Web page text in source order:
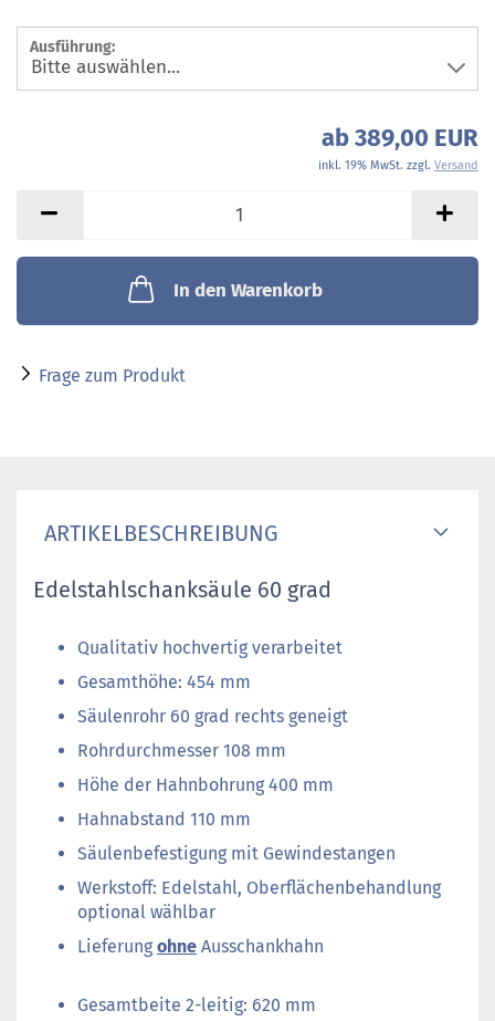
Ausführung:
ab 389,00 EUR
inkl. 19% MwSt. zzgl. Versand
In den Warenkorb
Frage zum Produkt
ARTIKELBESCHREIBUNG
Edelstahlschanksäule 60 grad
Qualitativ hochvertig verarbeitet
Gesamthöhe: 454 mm
Säulenrohr 60 grad rechts geneigt
Rohrdurchmesser 108 mm
Höhe der Hahnbohrung 400 mm
Hahnabstand 110 mm
Säulenbefestigung mit Gewindestangen
Werkstoff: Edelstahl, Oberflächenbehandlung
optional wählbar
Lieferungohne Ausschankhahn
Gesamtbeite 2-leitig: 620 mm